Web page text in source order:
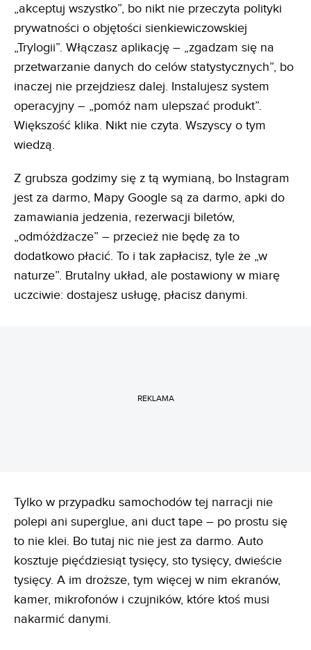
„akceptuj wszystko”, bo nikt nie przeczyta polityki
prywatności o objętości sienkiewiczowskiej
„Trylogii”. Włączasz aplikację – „zgadzam się na
przetwarzanie danych do celów statystycznych”, bo
inaczej nie przejdziesz dalej. Instalujesz system
operacyjny – „pomóż nam ulepszać produkt”.
Większość klika. Nikt nie czyta. Wszyscy o tym
wiedzą.
Z grubsza godzimy się z tą wymianą, bo Instagram
jest za darmo, Mapy Google są za darmo, apki do
zamawiania jedzenia, rezerwacji biletów,
„odmóżdżacze” – przecież nie będę za to
dodatkowo płacić. To i tak zapłacisz, tyle że „w
naturze”. Brutalny układ, ale postawiony w miarę
uczciwie: dostajesz usługę, płacisz danymi.
REKLAMA
Tylko w przypadku samochodów tej narracji nie
polepi ani superglue, ani duct tape – po prostu się
to nie klei. Bo tutaj nic nie jest za darmo. Auto
kosztuje pięćdziesiąt tysięcy, sto tysięcy, dwieście
tysięcy. A im droższe, tym więcej w nim ekranów,
kamer, mikrofonów i czujników, które ktoś musi
nakarmić danymi.